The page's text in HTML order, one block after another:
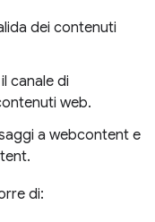
dei contenuti
canale di
web.
a webcontent e
di: